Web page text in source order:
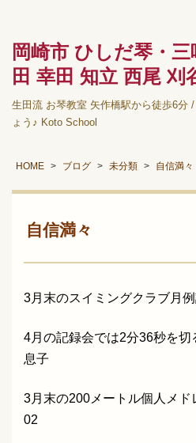
岡崎市 ひしだ琴・
田 幸田 知立 西尾 刈
生田流 お琴教室 矢作橋駅から徒歩6分
ょう♪ Koto School
HOME ブログ 未分類 自信満々
自信満々
3月末のスイミングクラブ月
4月の記録会では2分36秒を切
息子
3月末の200メートル個人メ
02